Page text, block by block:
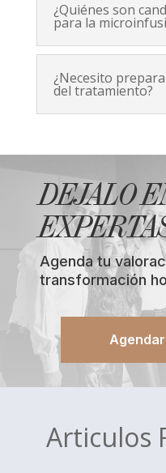
¿Quiénes son
para la
¿Necesito
del tratamiento?
DEJALO
Agenda tu
transformación
Articulos